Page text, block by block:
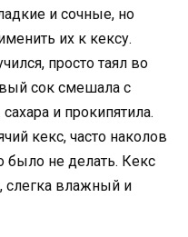
и сочные, но
их к кексу.
просто таял во
сок смешала с
и прокипятила.
кекс, часто наколов
было не делать. Кекс
влажный и